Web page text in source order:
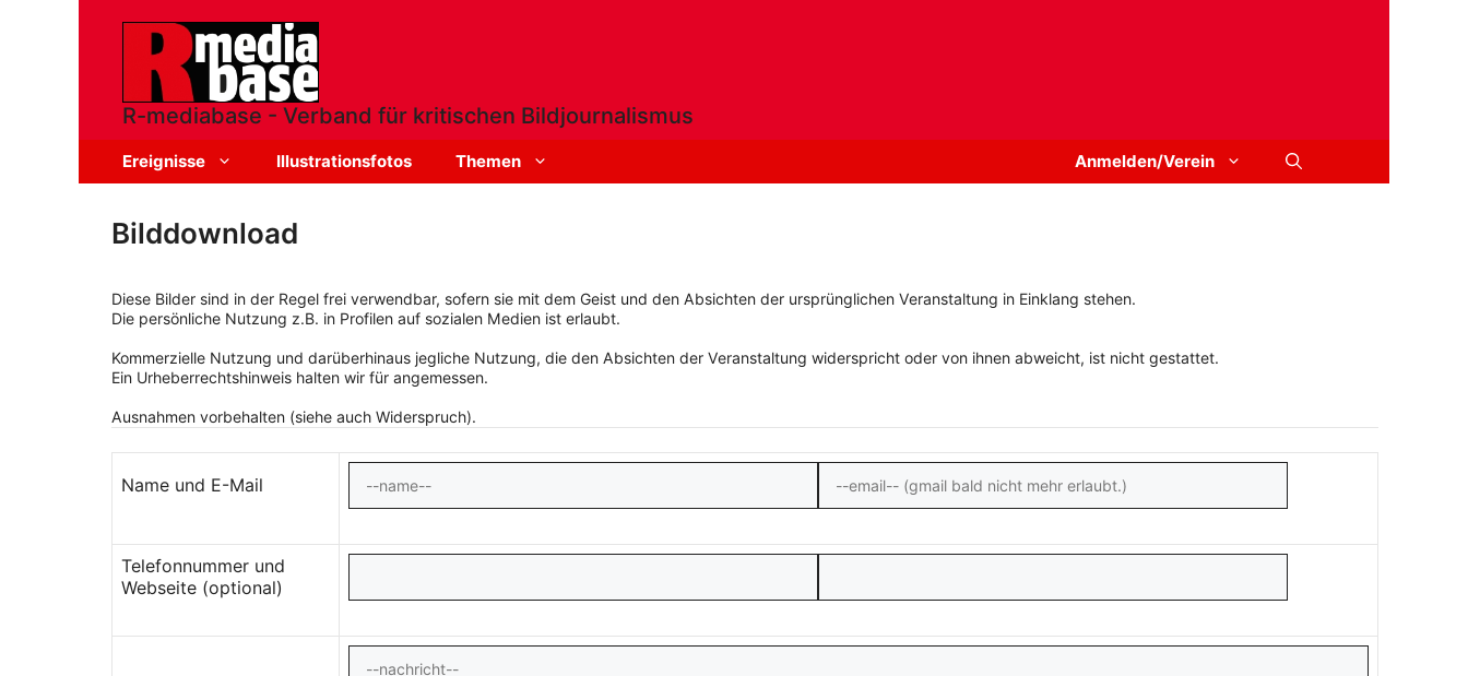
R-mediabase - Verband für kritischen Bildjournalismus
Ereignisse Illustrationsfotos Themen Anmelden/Verein
Bilddownload
Diese Bilder sind in der Regel frei verwendbar, sofern sie mit dem Geist und den Absichten der ursprünglichen Veranstaltung in Einklang stehen.
Die persönliche Nutzung z.B. in Profilen auf sozialen Medien ist erlaubt.
Kommerzielle Nutzung und darüberhinaus jegliche Nutzung, die den Absichten der Veranstaltung widerspricht oder von ihnen abweicht, ist nicht gestattet.
Ein Urheberrechtshinweis halten wir für angemessen.
Ausnahmen vorbehalten (siehe auch Widerspruch).
Name und E-Mail
Telefonnummer und
Webseite (optional)